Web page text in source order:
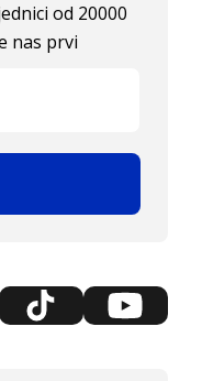
od 20000
nas prvi